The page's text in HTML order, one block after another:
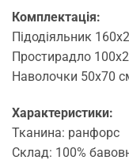
Комплектація:
Підодіяльник
Простирадло
Наволочки 50х70
Характеристики:
Тканина: ранфорс
Склад: 100%